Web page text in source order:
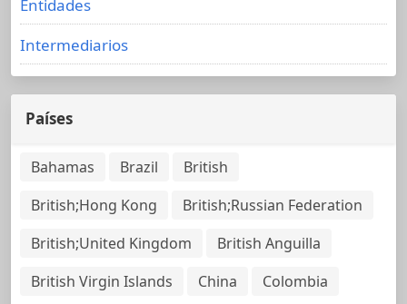
Entidades
Intermediarios
Países
Bahamas Brazil
British
British;Hong Kong
British;Russian Federation
British;United Kingdom
British Anguilla
British Virgin Islands
China
Colombia